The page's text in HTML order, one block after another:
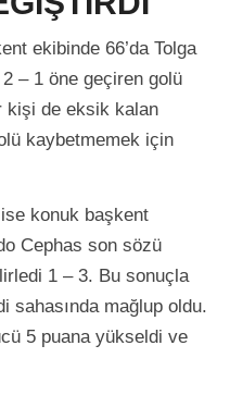
ekibinde 66’da Tolga
– 1 öne geçiren golü
kişi de eksik kalan
kaybetmemek için
konuk başkent
Cephas son sözü
1 – 3. Bu sonuçla
sahasında mağlup oldu.
5 puana yükseldi ve